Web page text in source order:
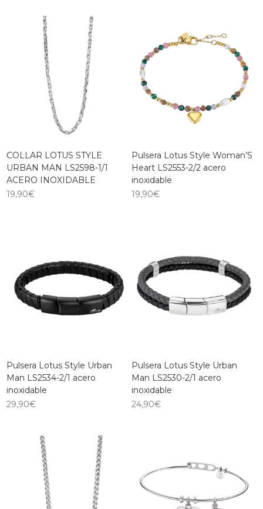
COLLAR LOTUS STYLE
URBAN MAN LS2598-1/1
ACERO INOXIDABLE
19,90€
Pulsera Lotus Style Woman’S
Heart LS2553-2/2 acero
inoxidable
19,90€
Pulsera Lotus Style Urban
Man LS2534-2/1 acero
inoxidable
29,90€
Pulsera Lotus Style Urban
Man LS2530-2/1 acero
inoxidable
24,90€